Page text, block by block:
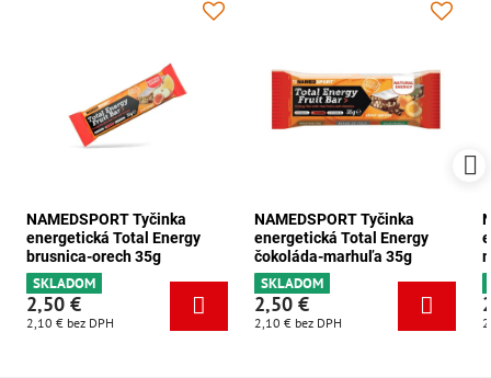
NAMEDSPORT Tyčinka
energetická Total Energy
brusnica-orech 35g
SKLADOM
2,50 €
2,10 € bez DPH
NAMEDSPORT Tyčinka
energetická Total Energy
čokoláda-marhuľa 35g
SKLADOM
2,50 €
2,10 € bez DPH